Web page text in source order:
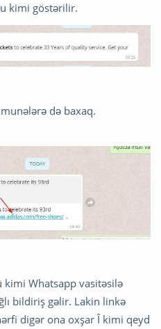
kimi göstərilir.
də baxaq.
kimi Whatsapp vasitəsilə
bildiriş gəlir. Lakin linkə
digər ona oxşar Î kimi qeyd